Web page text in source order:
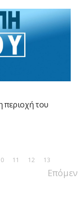
περιοχή του
11 12 13